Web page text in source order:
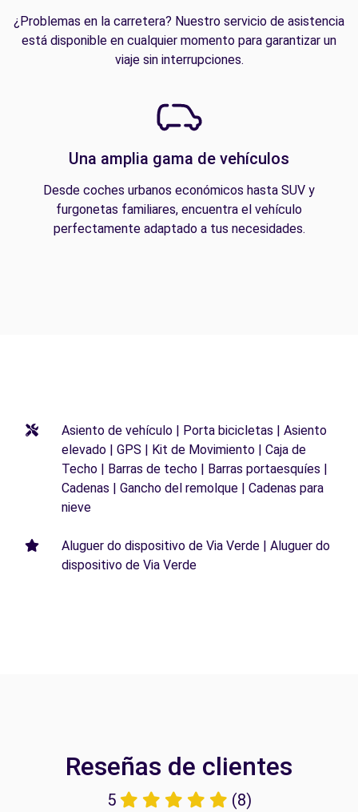
¿Problemas en la carretera? Nuestro servicio de asistencia
está disponible en cualquier momento para garantizar un
viaje sin interrupciones.
Una amplia gama de vehículos
Desde coches urbanos económicos hasta SUV y
furgonetas familiares, encuentra el vehículo
perfectamente adaptado a tus necesidades.
Asiento de vehículo | Porta bicicletas | Asiento
elevado | GPS | Kit de Movimiento | Caja de
Techo | Barras de techo | Barras portaesquíes |
Cadenas | Gancho del remolque | Cadenas para
nieve
Aluguer do dispositivo de Via Verde | Aluguer do
dispositivo de Via Verde
Reseñas de clientes
5 (8)